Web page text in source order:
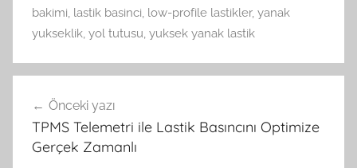
bakimi, lastik basinci, low-profile lastikler, yanak
yukseklik, yol tutusu, yuksek yanak lastik
gezinmesi
Önceki yazı
TPMS Telemetri ile Lastik Basıncını Optimize
Gerçek Zamanlı